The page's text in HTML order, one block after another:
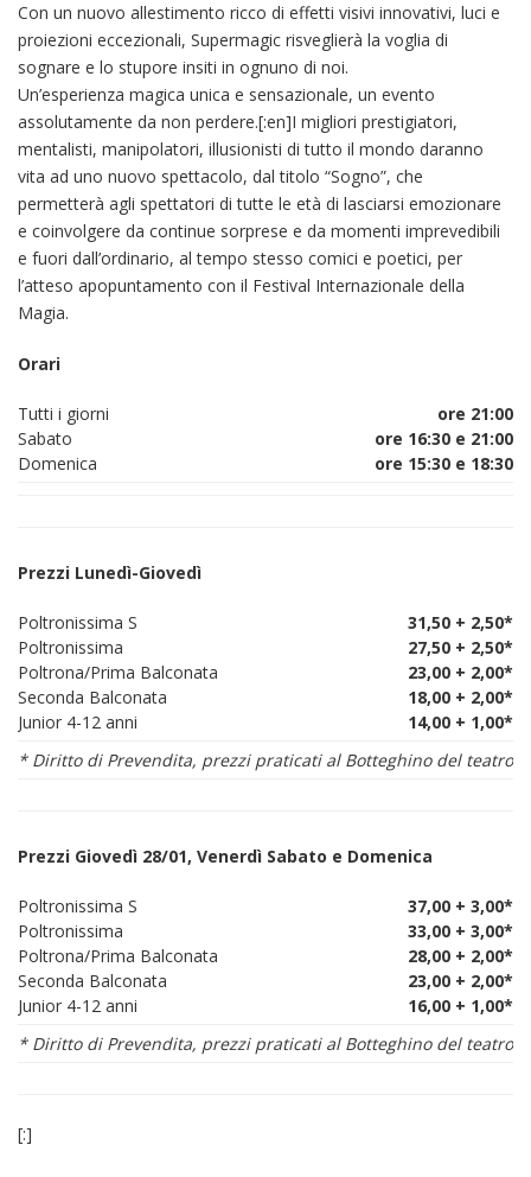
Con un nuovo allestimento ricco di effetti visivi innovativi, luci e
proiezioni eccezionali, Supermagic risveglierà la voglia di
sognare e lo stupore insiti in ognuno di noi.
Un’esperienza magica unica e sensazionale, un evento
assolutamente da non perdere.[:en]I migliori prestigiatori,
mentalisti, manipolatori, illusionisti di tutto il mondo daranno
vita ad uno nuovo spettacolo, dal titolo “Sogno”, che
permetterà agli spettatori di tutte le età di lasciarsi emozionare
e coinvolgere da continue sorprese e da momenti imprevedibili
e fuori dall’ordinario, al tempo stesso comici e poetici, per
l’atteso apopuntamento con il Festival Internazionale della
Magia.
Orari
Tutti i giorni
Sabato
Domenica
ore 21:00
ore 16:30 e 21:00
ore 15:30 e 18:30
Prezzi Lunedì-Giovedì
Poltronissima S
Poltronissima
Poltrona/Prima Balconata
Seconda Balconata
Junior 4-12 anni
31,50 + 2,50*
27,50 + 2,50*
23,00 + 2,00*
18,00 + 2,00*
14,00 + 1,00*
* Diritto di Prevendita, prezzi praticati al Botteghino del teatro
Prezzi Giovedì 28/01, Venerdì Sabato e Domenica
Poltronissima S
Poltronissima
Poltrona/Prima Balconata
Seconda Balconata
Junior 4-12 anni
37,00 + 3,00*
33,00 + 3,00*
28,00 + 2,00*
23,00 + 2,00*
16,00 + 1,00*
* Diritto di Prevendita, prezzi praticati al Botteghino del teatro
[:]